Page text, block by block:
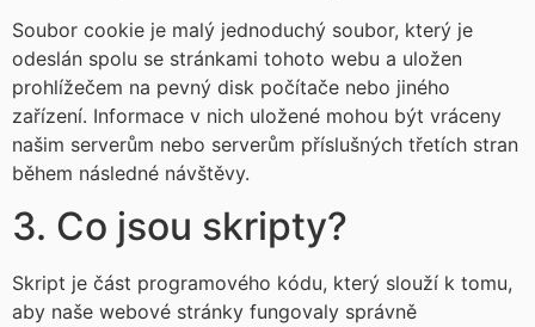
Soubor cookie je malý jednoduchý soubor, který je
odeslán spolu se stránkami tohoto webu a uložen
prohlížečem na pevný disk počítače nebo jiného
zařízení. Informace v nich uložené mohou být vráceny
našim serverům nebo serverům příslušných třetích stran
během následné návštěvy.
3. Co jsou skripty?
Skript je část programového kódu, který slouží k tomu,
aby naše webové stránky fungovaly správně